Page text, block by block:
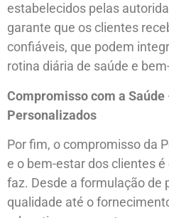
estabelecidos pelas
garante que os clientes
confiáveis, que podem
rotina diária de saúde e
Compromisso com a
Personalizados
Por fim, o compromisso da
e o bem-estar dos clientes
faz. Desde a formulação de
qualidade até o